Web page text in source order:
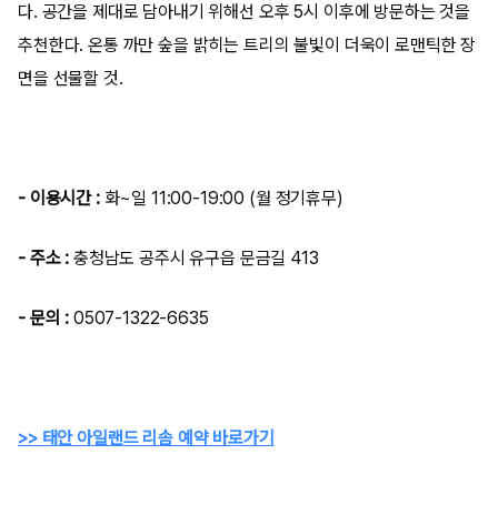
다. 공간을 제대로 담아내기 위해선 오후 5시 이후에 방문하는 것을
추천한다. 온통 까만 숲을 밝히는 트리의 불빛이 더욱이 로맨틱한 장
면을 선물할 것.
- 이용시간 :화~일 11:00-19:00 (월 정기휴무)
- 주소 : 충청남도 공주시 유구읍 문금길 413
- 문의 : 0507-1322-6635
>> 태안 아일랜드 리솜 예약 바로가기